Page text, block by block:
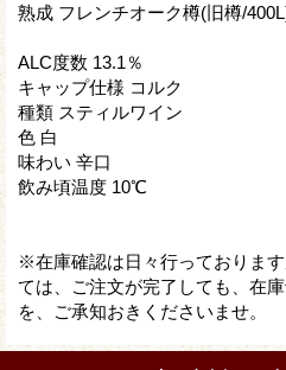
熟成 フレンチオーク樽(旧樽/
ALC度数 13.1％
キャップ仕様 コルク
種類 スティルワイン
色 白
味わい 辛口
飲み頃温度 10℃
※在庫確認は日々行っておりま
ては、ご注文が完了しても、在
を、ご承知おきくださいませ。